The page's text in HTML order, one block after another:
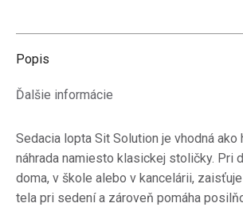
Popis
Ďalšie informácie
Sedacia lopta Sit Solution je vhodná ako
náhrada namiesto klasickej stoličky. Pri
doma, v škole alebo v kancelárii,
tela pri sedení a zároveň pomáha